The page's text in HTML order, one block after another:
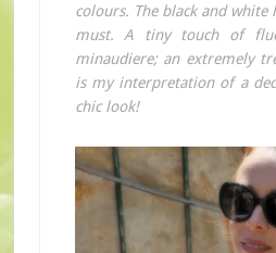
colours. The black and white
must. A tiny touch of
minaudiere; an extremely
is my interpretation of a
chic look!